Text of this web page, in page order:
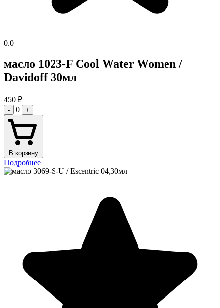
0.0
масло 1023-F Cool Water Women /
Davidoff 30мл
450 ₽
- 0 +
В корзину
Подробнее